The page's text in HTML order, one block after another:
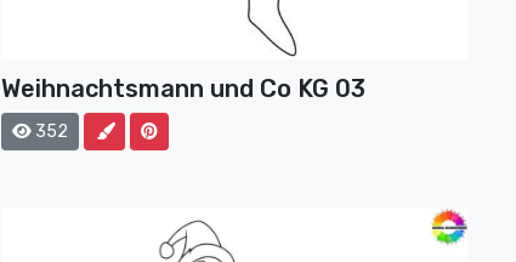
Weihnachtsmann und Co KG 03
352